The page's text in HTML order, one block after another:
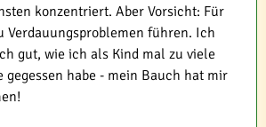
konzentriert. Aber Vorsicht: Für
Verdauungsproblemen führen. Ich
gut, wie ich als Kind mal zu viele
gegessen habe - mein Bauch hat mir